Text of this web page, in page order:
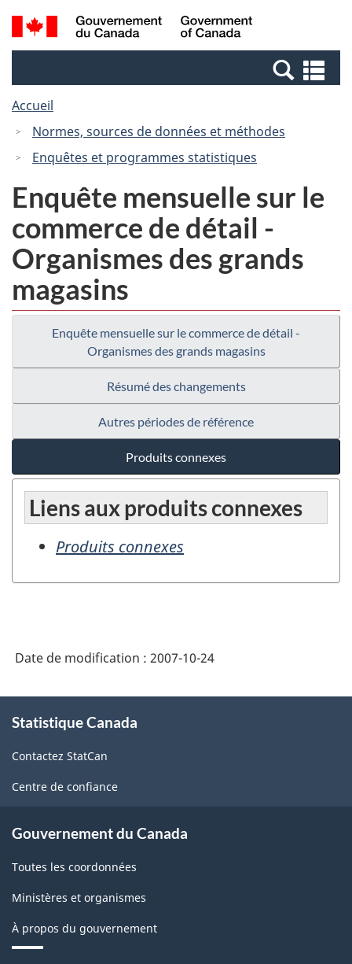
Passer
au
Passer
à
Canada
Recherche
et
et
Accueil
Normes, sources de données et méthodes
Enquêtes et programmes statistiques
Enquête mensuelle sur le
commerce de détail -
Organismes des grands
magasins
Enquête mensuelle sur le commerce de détail -
Organismes des grands magasins
Résumé des changements
Autres périodes de référence
Produits connexes
Liens aux produits connexes
Produits connexes
Date de modification : 2007-10-24
propos
ce
site
Statistique Canada
Contactez StatCan
Centre de confiance
Gouvernement du Canada
Toutes les coordonnées
Ministères et organismes
À propos du gouvernement